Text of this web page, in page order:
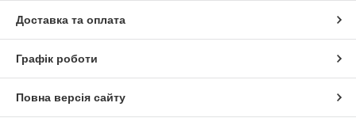
Доставка та оплата
Графік роботи
Повна версія сайту